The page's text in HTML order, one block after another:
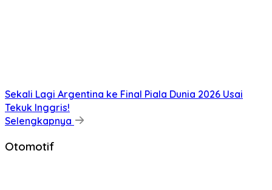
Sekali Lagi Argentina ke Final Piala Dunia 2026 Usai
Tekuk Inggris!
Selengkapnya
Otomotif